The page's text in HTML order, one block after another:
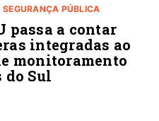
SEGURANÇA PÚBLICA
passa a contar
integradas ao
monitoramento
do Sul